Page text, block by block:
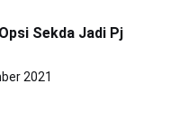
Sekda Jadi Pj
2021